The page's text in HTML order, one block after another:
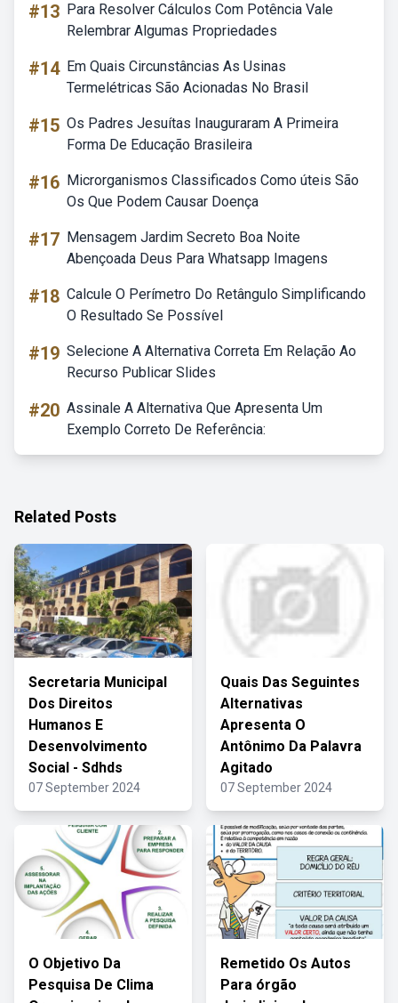
#13 Para Resolver Cálculos Com Potência Vale
Relembrar Algumas Propriedades
#14 Em Quais Circunstâncias As Usinas
Termelétricas São Acionadas No Brasil
#15 Os Padres Jesuítas Inauguraram A Primeira
Forma De Educação Brasileira
#16 Microrganismos Classificados Como úteis São
Os Que Podem Causar Doença
#17 Mensagem Jardim Secreto Boa Noite
Abençoada Deus Para Whatsapp Imagens
#18 Calcule O Perímetro Do Retângulo Simplificando
O Resultado Se Possível
#19 Selecione A Alternativa Correta Em Relação Ao
Recurso Publicar Slides
#20 Assinale A Alternativa Que Apresenta Um
Exemplo Correto De Referência:
Related Posts
Secretaria Municipal
Dos Direitos
Humanos E
Desenvolvimento
Social - Sdhds
07 September 2024
Quais Das Seguintes
Alternativas
Apresenta O
Antônimo Da Palavra
Agitado
07 September 2024
O Objetivo Da
Pesquisa De Clima
Remetido Os Autos
Para órgão